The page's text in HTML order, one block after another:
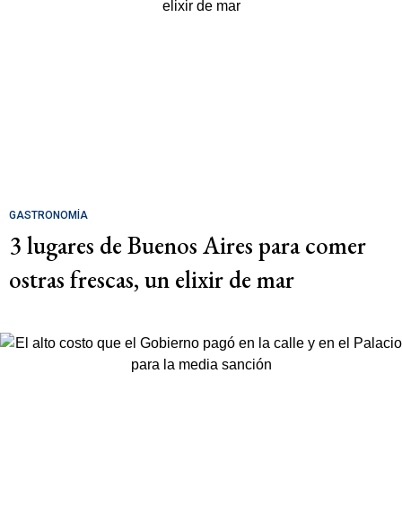
GASTRONOMÍA
3 lugares de Buenos Aires para comer
ostras frescas, un elixir de mar